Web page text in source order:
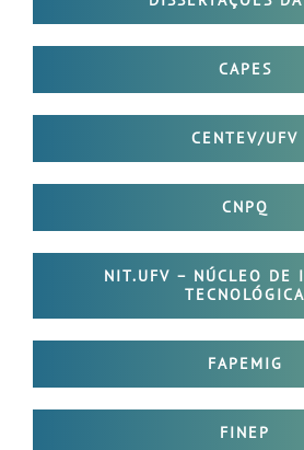
CAPES
CENTEV/UFV
CNPQ
NIT.UFV – NÚCLEO DE
TECNOLÓGICA
FAPEMIG
FINEP